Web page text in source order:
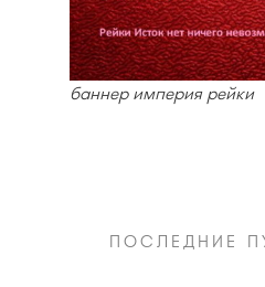
баннер империя рейки
ПОСЛЕДНИЕ